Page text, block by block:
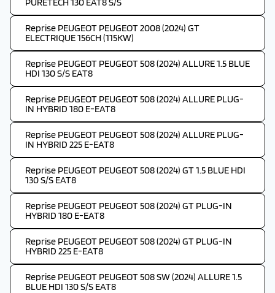
Reprise PEUGEOT PEUGEOT 2008 (2024) GT
ELECTRIQUE 156CH (115KW)
Reprise PEUGEOT PEUGEOT 508 (2024) ALLURE 1.5 BLUE
HDI 130 S/S EAT8
Reprise PEUGEOT PEUGEOT 508 (2024) ALLURE PLUG-
IN HYBRID 180 E-EAT8
Reprise PEUGEOT PEUGEOT 508 (2024) ALLURE PLUG-
IN HYBRID 225 E-EAT8
Reprise PEUGEOT PEUGEOT 508 (2024) GT 1.5 BLUE HDI
130 S/S EAT8
Reprise PEUGEOT PEUGEOT 508 (2024) GT PLUG-IN
HYBRID 180 E-EAT8
Reprise PEUGEOT PEUGEOT 508 (2024) GT PLUG-IN
HYBRID 225 E-EAT8
Reprise PEUGEOT PEUGEOT 508 SW (2024) ALLURE 1.5
BLUE HDI 130 S/S EAT8